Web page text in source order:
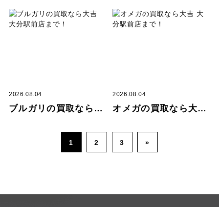
2026.08.04
ブルガリの買取なら大吉 大分駅前店まで！
2026.08.04
オメガの買取なら大吉 大分駅前店まで！
1 2 3 »